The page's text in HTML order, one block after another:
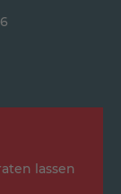
lassen